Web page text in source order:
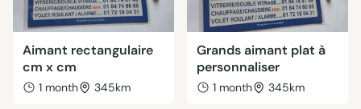
Aimant rectangulaire
cm x cm
1 month 345km
Grands aimant plat à
personnaliser
1 month 345km